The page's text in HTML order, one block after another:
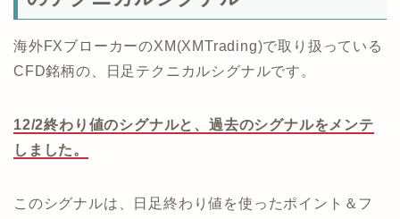
海外FXブローカーのXM(XMTrading)で取り扱っている
CFD銘柄の、日足テクニカルシグナルです。
12/2終わり値のシグナルと、過去のシグナルをメンテ
しました。
このシグナルは、日足終わり値を使ったポイント＆フ